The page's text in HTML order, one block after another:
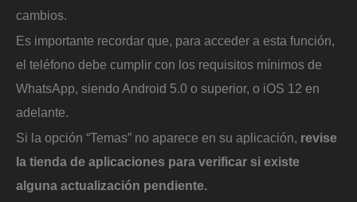
cambios.
Es importante recordar que, para acceder a esta función,
el teléfono debe cumplir con los requisitos mínimos de
WhatsApp, siendo Android 5.0 o superior, o iOS 12 en
adelante.
Si la opción “Temas” no aparece en su aplicación, revise
la tienda de aplicaciones para verificar si existe
alguna actualización pendiente.